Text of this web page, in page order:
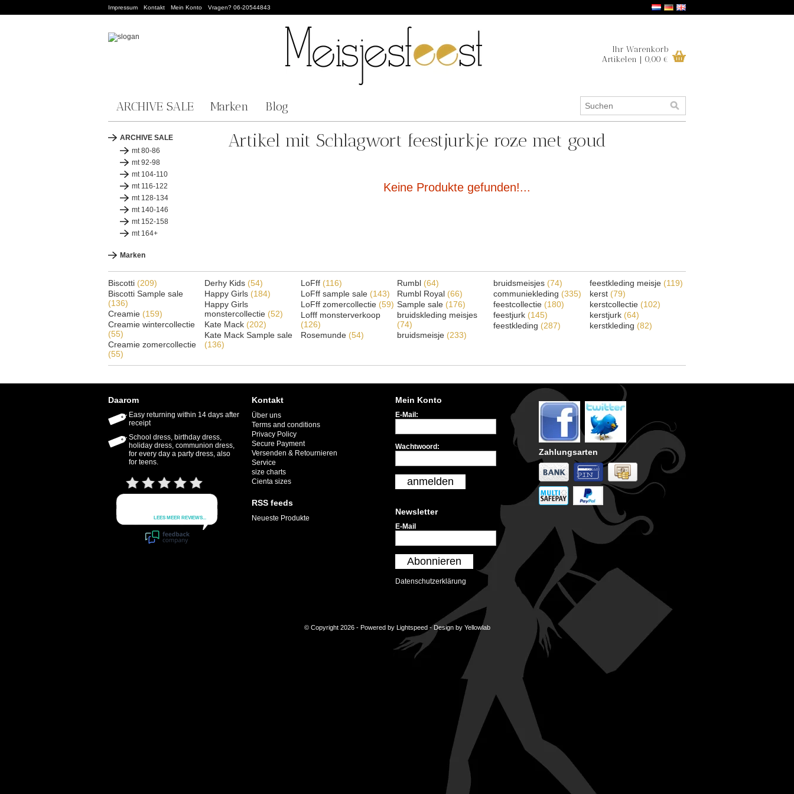
Impressum Kontakt Mein Konto Vragen? 06-20544843
Ihr Warenkorb
Artikelen | 0,00 €
ARCHIVE SALE Marken Blog
ARCHIVE SALE
mt 80-86
mt 92-98
mt 104-110
mt 116-122
mt 128-134
mt 140-146
mt 152-158
mt 164+
Marken
Artikel mit Schlagwort feestjurkje roze met goud
Keine Produkte gefunden!...
Biscotti (209)
Biscotti Sample sale
(136)
Creamie (159)
Creamie wintercollectie
(55)
Creamie zomercollectie
(55)
Derhy Kids (54)
Happy Girls (184)
Happy Girls
monstercollectie (52)
Kate Mack (202)
Kate Mack Sample sale
(136)
LoFff (116)
LoFff sample sale (143)
LoFff zomercollectie (59)
Lofff monsterverkoop
(126)
Rosemunde (54)
Rumbl (64)
Rumbl Royal (66)
Sample sale (176)
bruidskleding meisjes
(74)
bruidsmeisje (233)
bruidsmeisjes (74)
communiekleding (335)
feestcollectie (180)
feestjurk (145)
feestkleding (287)
feestkleding meisje (119)
kerst (79)
kerstcollectie (102)
kerstjurk (64)
kerstkleding (82)
Daarom
Easy returning within 14 days after
receipt
School dress, birthday dress,
holiday dress, communion dress,
for every day a party dress, also
for teens.
Kontakt
Über uns
Terms and conditions
Privacy Policy
Secure Payment
Versenden & Retournieren
Service
size charts
Cienta sizes
RSS feeds
Neueste Produkte
Mein Konto
E-Mail:
Wachtwoord:
anmelden
Newsletter
E-Mail
Abonnieren
Datenschutzerklärung
Zahlungsarten
© Copyright 2026 - Powered by Lightspeed- Design by Yellowlab